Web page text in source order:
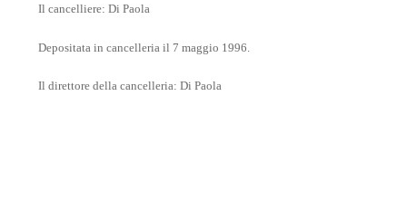
Il cancelliere: Di Paola
Depositata in cancelleria il 7 maggio 1996.
Il direttore della cancelleria: Di Paola